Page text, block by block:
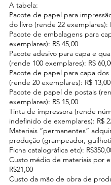
A tabela:
Pacote de papel para
do livro (rende 22 exemplares):
Pacote de embalagens para
exemplares): R$ 45,00
Pacote adesivo para capa e
(rende 100 exemplares): R$
Pacote de papel para capa dos
(rende 20 exemplares): R$ 13,00
Pacote de papel de postais
exemplares): R$ 15,00
Tinta de impressora (rende
indefinido de exemplares): R$
Materiais “permanentes”
produção (grampeador,
Ficha catalográfica etc):
Custo médio de materiais por
R$21,00
Custo da mão de obra de